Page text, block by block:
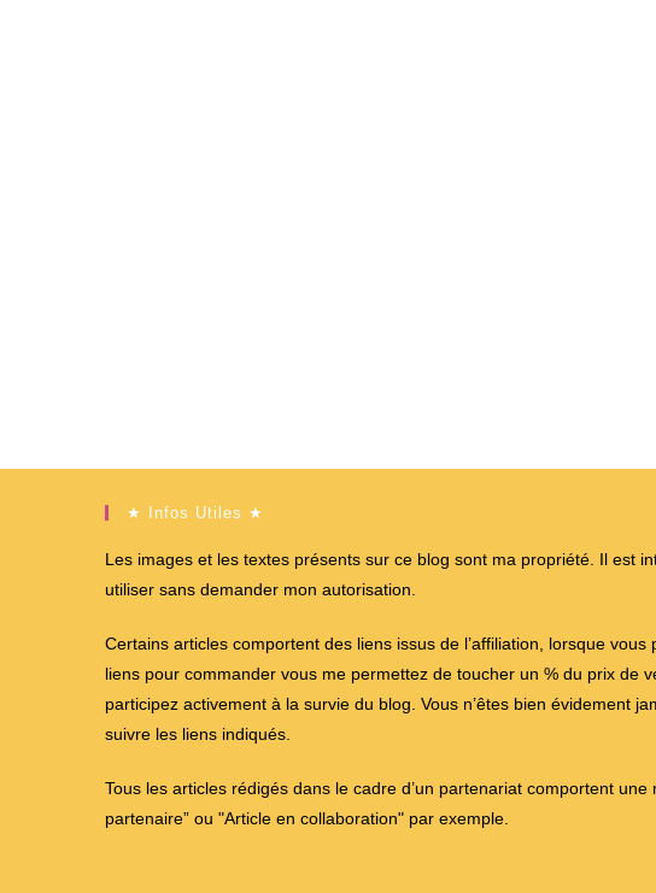
★ Infos Utiles ★
Les images et les textes présents sur ce blog sont ma propriété. Il est
utiliser sans demander mon autorisation.
Certains articles comportent des liens issus de l’affiliation, lorsque vous
liens pour commander vous me permettez de toucher un % du prix de
participez activement à la survie du blog. Vous n’êtes bien évidement
suivre les liens indiqués.
Tous les articles rédigés dans le cadre d’un partenariat comportent une
partenaire” ou "Article en collaboration" par exemple.